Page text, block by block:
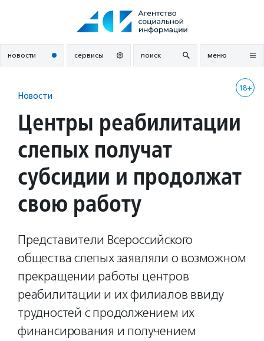
новости сервисы поиск меню
18+
Новости
Центры реабилитации
слепых получат
субсидии и продолжат
свою работу
Представители Всероссийского
общества слепых заявляли о возможном
прекращении работы центров
реабилитации и их филиалов ввиду
трудностей с продолжением их
финансирования и получением